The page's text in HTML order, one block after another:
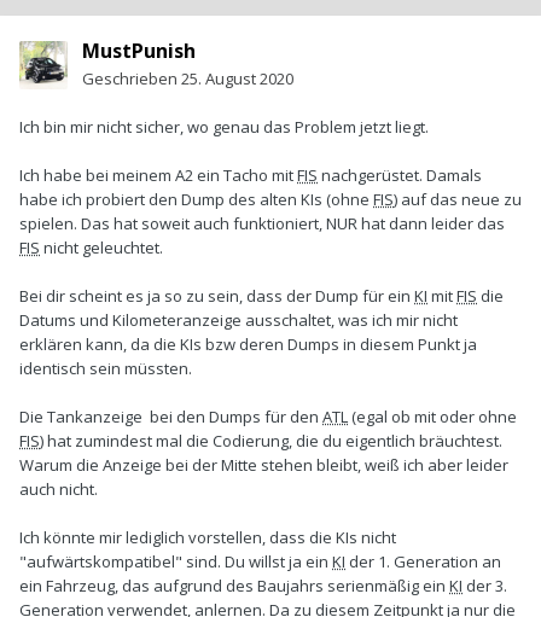
MustPunish
Geschrieben 25. August 2020
Ich bin mir nicht sicher, wo genau das Problem jetzt liegt.
Ich habe bei meinem A2 ein Tacho mitFIS nachgerüstet. Damals
habe ich probiert den Dump des alten KIs (ohne FIS) auf das neue zu
spielen. Das hat soweit auch funktioniert, NUR hat dann leider das
FIS nicht geleuchtet.
Bei dir scheint es ja so zu sein, dass der Dump für ein KI mitFIS die
Datums und Kilometeranzeige ausschaltet, was ich mir nicht
erklären kann, da die KIs bzw deren Dumps in diesem Punkt ja
identisch sein müssten.
Die Tankanzeige bei den Dumps für den ATL (egal ob mit oder ohne
FIS) hat zumindest mal die Codierung, die du eigentlich bräuchtest.
Warum die Anzeige bei der Mitte stehen bleibt, weiß ich aber leider
auch nicht.
Ich könnte mir lediglich vorstellen, dass die KIs nicht
"aufwärtskompatibel" sind. Du willst ja ein KI der 1. Generation an
ein Fahrzeug, das aufgrund des Baujahrs serienmäßig ein KI der 3.
Generation verwendet, anlernen. Da zu diesem Zeitpunkt ja nur die